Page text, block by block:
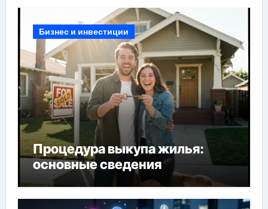
Бизнес и инвестиции
Процедура выкупа жилья:
основные сведения